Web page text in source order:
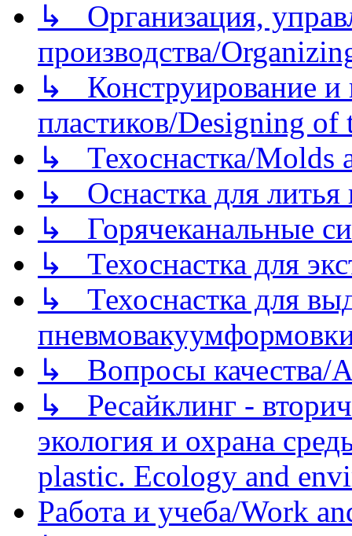
↳ Организация,
производства/
↳ Конструирование и
пластиков/Designing of
↳ Техоснастка/Molds
↳ Оснастка для литья
↳ Горячеканальные
↳ Техоснастка для
↳ Техоснастка для
↳ Вопросы качества/
↳ Ресайклинг -
экология и охрана
plastic. Ecology and
Работа и учеба/Work